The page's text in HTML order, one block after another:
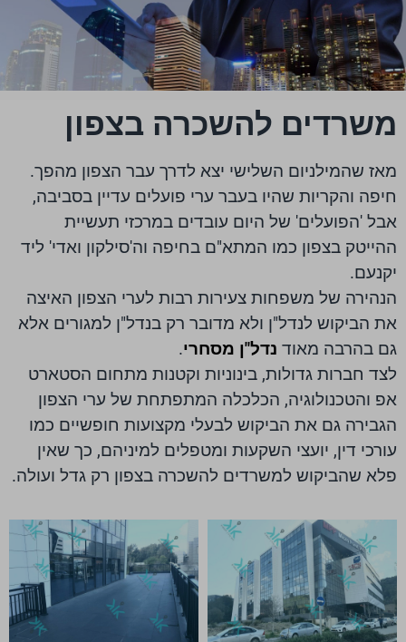
משרדים להשכרה בצפון
מאז שהמילניום השלישי יצא לדרך עבר הצפון מהפך.
חיפה והקריות שהיו בעבר ערי פועלים עדיין בסביבה,
אבל 'הפועלים' של היום עובדים במרכזי תעשיית
ההייטק בצפון כמו המתא"ם בחיפה וה'סילקון ואדי' ליד
יקנעם.
הנהירה של משפחות צעירות רבות לערי הצפון האיצה
את הביקוש לנדל"ן ולא מדובר רק בנדל"ן למגורים אלא
גם בהרבה מאוד נדל"ן מסחרי.
לצד חברות גדולות, בינוניות וקטנות מתחום הסטארט
אפ והטכנולוגיה, הכלכלה המתפתחת של ערי הצפון
הגבירה גם את הביקוש לבעלי מקצועות חופשיים כמו
עורכי דין, יועצי השקעות ומטפלים למיניהם, כך שאין
פלא שהביקוש למשרדים להשכרה בצפון רק גדל ועולה.